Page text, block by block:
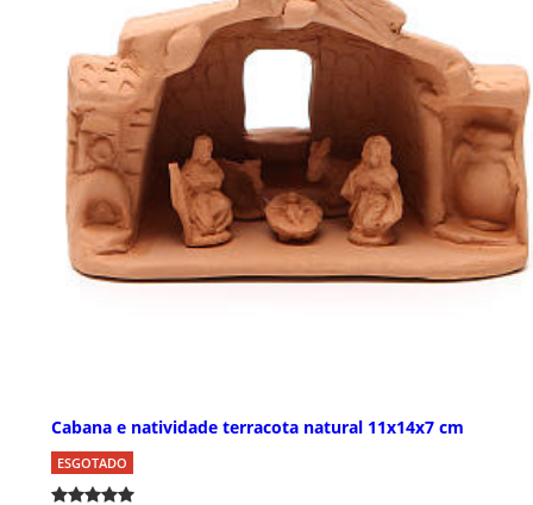
Cabana e natividade terracota natural 11x14x7 cm
ESGOTADO